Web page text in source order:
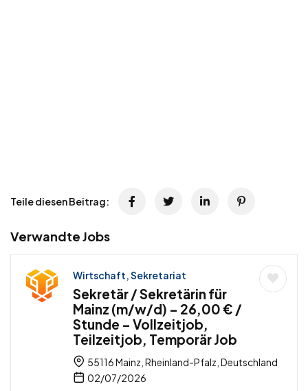
Teile diesen Beitrag:
Verwandte Jobs
Wirtschaft, Sekretariat
Sekretär / Sekretärin für
Mainz (m/w/d) – 26,00 € /
Stunde – Vollzeitjob,
Teilzeitjob, Temporär Job
55116 Mainz, Rheinland-Pfalz, Deutschland
02/07/2026